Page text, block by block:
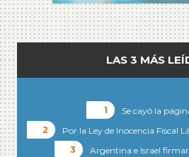
LAS 3 MÁS
Se cayó la
Por la Ley de Inocencia Fiscal
Argentina e Israel